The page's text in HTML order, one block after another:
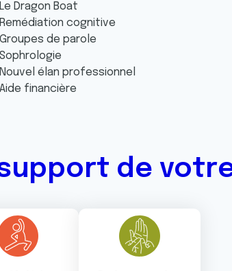
Le Dragon Boat
Remédiation cognitive
Groupes de parole
Sophrologie
Nouvel élan professionnel
Aide financière
de